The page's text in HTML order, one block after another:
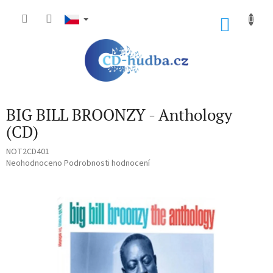
BIG BILL BROONZY - Anthology
(CD)
NOT2CD401
Průměrné
Neohodnoceno Podrobnosti hodnocení